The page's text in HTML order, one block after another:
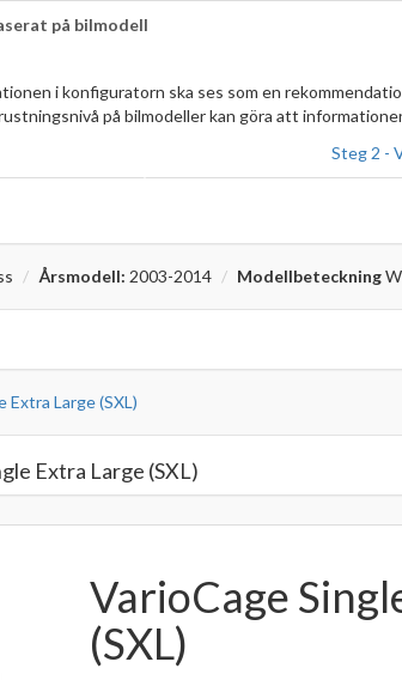
på bilmodell
i konfiguratorn ska ses som en
på bilmodeller kan göra att
Steg 2 -
Årsmodell: 2003-2014 Modellbeteckning
Extra Large (SXL)
Extra Large (SXL)
VarioCage
(SXL)